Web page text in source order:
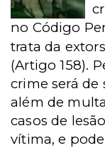
no Código
trata da
(Artigo 158).
crime será de
além de
casos de
vítima, e